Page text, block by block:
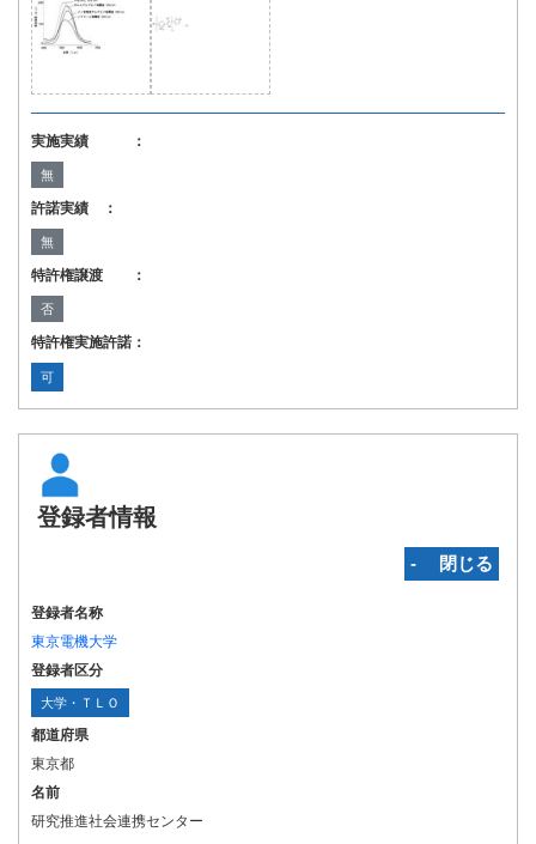
実施実績 ：
無
許諾実績 ：
無
特許権譲渡 ：
否
特許権実施許諾：
可
登録者情報
‐ 閉じる
登録者名称
東京電機大学
登録者区分
大学・ＴＬＯ
都道府県
東京都
名前
研究推進社会連携センター